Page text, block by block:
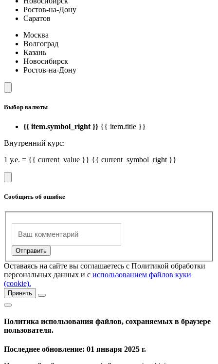
Ростов-на-Дону
Саратов
Москва
Волгоград
Казань
Новосибирск
Ростов-на-Дону
Выбор валюты
{{ item.symbol_right }} {{ item.title }}
Внутренний курс:
1 у.е. = {{ current_value }} {{ current_symbol_right }}
Сообщить об ошибке
Оставаясь на сайте вы соглашаетесь с Политикой обработки
персональных данных и с использованием файлов куки
(cookie).
Принять
Политика использования файлов, сохраняемых в браузере
пользователя.
Последнее обновление: 01 января 2025 г.